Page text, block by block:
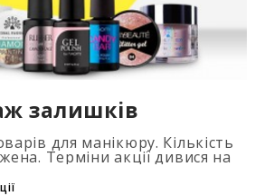
залишків
для манікюру. Кількість
Терміни акції дивися на